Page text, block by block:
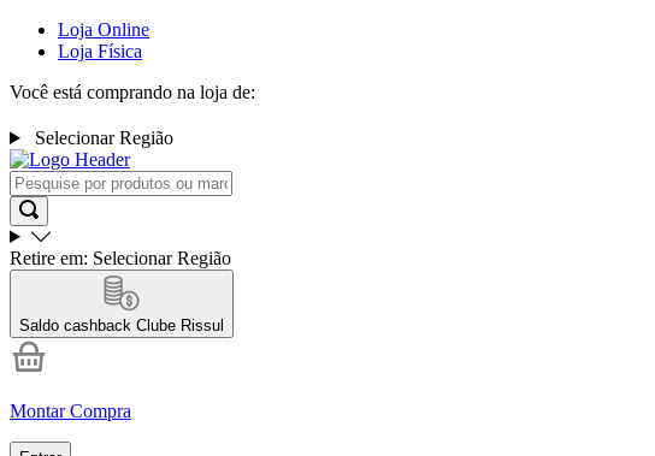
Loja Online
Loja Física
Você está comprando na loja de:
Selecionar Região
Retire em: Selecionar Região
Saldo cashback Clube Rissul
Montar Compra